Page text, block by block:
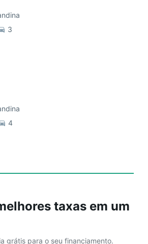
taxas em um
grátis para o seu financiamento.
3
4